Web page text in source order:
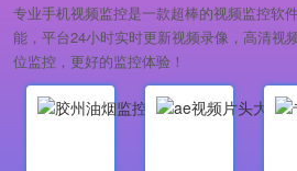
专业手机视频监控是一款超棒的视频监控软
能，平台24小时实时更新视频录像，高清视
位监控，更好的监控体验！